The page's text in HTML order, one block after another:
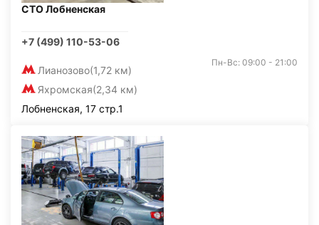
СТО Лобненская
+7 (499) 110-53-06
Лианозово(1,72 км)
Яхромская(2,34 км)
Пн-Вс: 09:00 - 21:00
Лобненская, 17 стр.1